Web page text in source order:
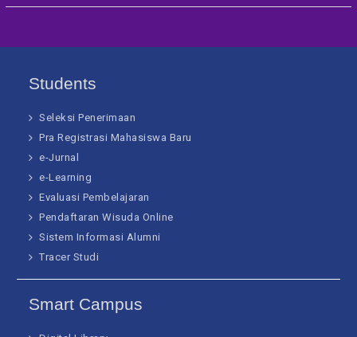
Students
Seleksi Penerimaan
Pra Registrasi Mahasiswa Baru
e-Jurnal
e-Learning
Evaluasi Pembelajaran
Pendaftaran Wisuda Online
Sistem Informasi Alumni
Tracer Studi
Smart Campus